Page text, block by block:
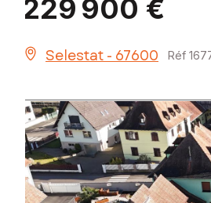
229 900 €
Selestat - 67600 Réf